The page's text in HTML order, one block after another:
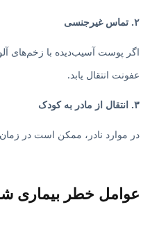
۲. تماس غیرجنسی
اگر پوست آسیب‌دیده با زخم‌های
عفونت انتقال یابد.
۳. انتقال از مادر به کودک
در موارد نادر، ممکن است در
عوامل خطر بیماری